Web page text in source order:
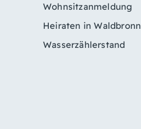
Wohnsitzanmeldung
Heiraten in Waldbronn
Wasserzählerstand